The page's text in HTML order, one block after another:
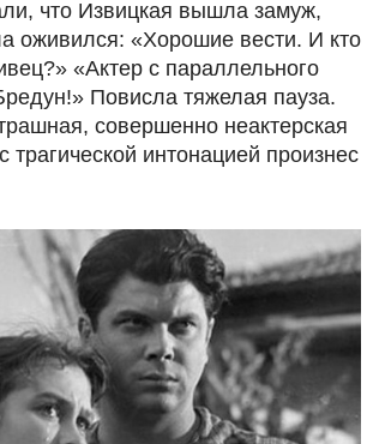
что Извицкая вышла замуж,
оживился: «Хорошие вести. И кто
«Актер с параллельного
Повисла тяжелая пауза.
совершенно неактерская
интонацией произнес